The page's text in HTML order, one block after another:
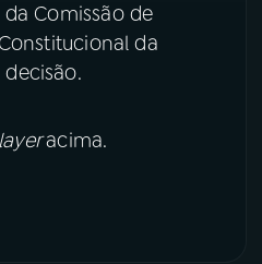
Comissão de
da
decisão.
acima.